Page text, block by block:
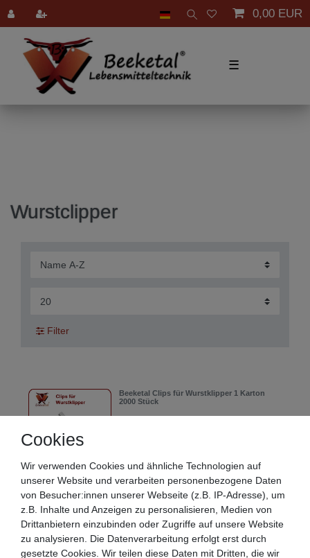
0,00 EUR
☰
Wurstclipper
Filter
Beeketal Clips für Wurstklipper 1 Karton
2000 Stück
Versandkosten
Beeketal Wurstklipper Wurstclipper inkl.
1000 Stk. Clips
110,90 € *
Cookies
Wir verwenden Cookies und ähnliche Technologien auf
unserer Website und verarbeiten personenbezogene Daten
von Besucher:innen unserer Webseite (z.B. IP-Adresse), um
z.B. Inhalte und Anzeigen zu personalisieren, Medien von
Drittanbietern einzubinden oder Zugriffe auf unsere Website
zu analysieren. Die Datenverarbeitung erfolgt erst durch
gesetzte Cookies. Wir teilen diese Daten mit Dritten, die wir